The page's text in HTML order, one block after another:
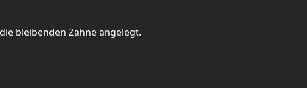
bleibenden Zähne angelegt.